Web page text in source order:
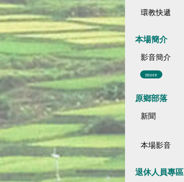
環教快遞
本場簡介
影音簡介
more
原鄉部落
新聞
本場影音
退休人員專區